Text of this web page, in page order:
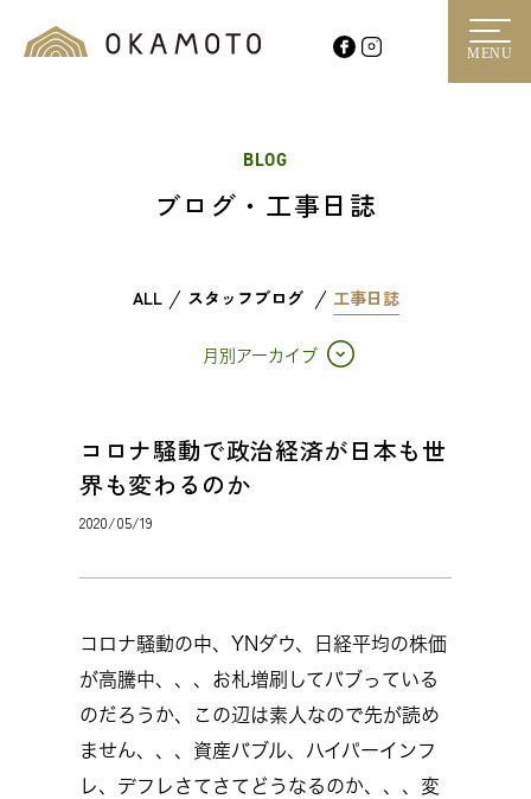
MENU
BLOG
ブログ・工事日誌
ALL スタッフブログ 工事日誌
月別アーカイブ
コロナ騒動で政治経済が日本も世
界も変わるのか
2020/05/19
コロナ騒動の中、YNダウ、日経平均の株価
が高騰中、、、お札増刷してバブっている
のだろうか、この辺は素人なので先が読め
ません、、、資産バブル、ハイパーインフ
レ、デフレさてさてどうなるのか、、、変